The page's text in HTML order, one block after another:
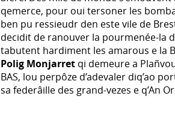
qemerce, pour oui tersoner les
ben pu ressieudr den este vile de
decidit de ranouver la pourmenée-la
tabutent hardiment les amarous e la
Polig Monjarret qi demeure a
BAS, lou perpôze d’adevaler diq’ao
sa federâille des grand-vezes e q’An